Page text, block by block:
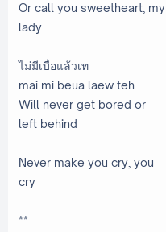
Or call you sweetheart, my
lady
ไม่มีเบื่อแล้วเท
mai mi beua laew teh
Will never get bored or
left behind
Never make you cry, you
cry
**